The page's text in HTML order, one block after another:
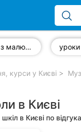
заняття з малювання
курси у Києві
в Києві
в Києві по